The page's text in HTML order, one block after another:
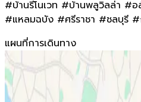
#บ้านรีโนเวท #บ้านพลูวิลล่า #
#แหลมฉบัง #ศรีราชา #ชลบุรี
แผนที่การเดินทาง